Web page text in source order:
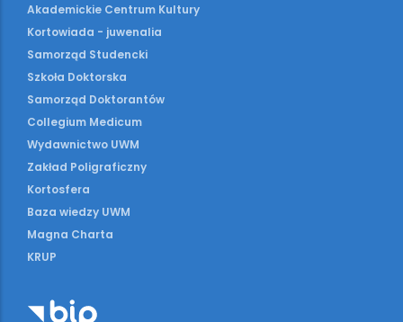
Akademickie Centrum Kultury
Kortowiada - juwenalia
Samorząd Studencki
Szkoła Doktorska
Samorząd Doktorantów
Collegium Medicum
Wydawnictwo UWM
Zakład Poligraficzny
Kortosfera
Baza wiedzy UWM
Magna Charta
KRUP